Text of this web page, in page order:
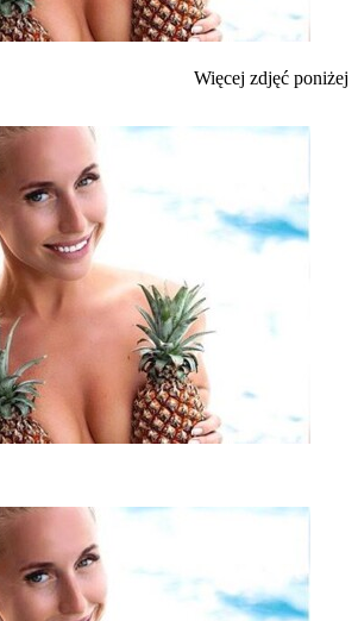
Więcej zdjęć poniżej